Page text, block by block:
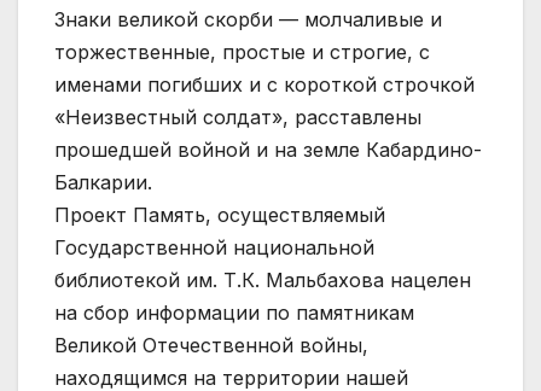
Знаки великой скорби — молчаливые и
торжественные, простые и строгие, с
именами погибших и с короткой строчкой
«Неизвестный солдат», расставлены
прошедшей войной и на земле Кабардино-
Балкарии.
Проект Память, осуществляемый
Государственной национальной
библиотекой им. Т.К. Мальбахова нацелен
на сбор информации по памятникам
Великой Отечественной войны,
находящимся на территории нашей